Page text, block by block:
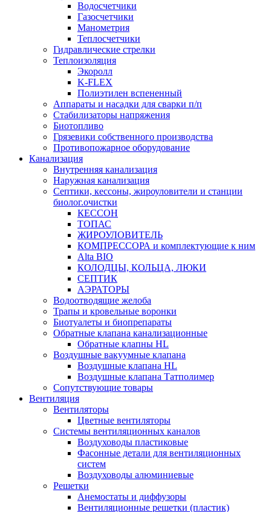
Водосчетчики
Газосчетчики
Манометрия
Теплосчетчики
Гидравлические стрелки
Теплоизоляция
Экоролл
K-FLEX
Полиэтилен вспененный
Аппараты и насадки для сварки п/п
Стабилизаторы напряжения
Биотопливо
Грязевики собственного производства
Противопожарное оборудование
Канализация
Внутренняя канализация
Наружная канализация
Септики, кессоны, жироуловители и станции
биолог.очистки
КЕССОН
ТОПАС
ЖИРОУЛОВИТЕЛЬ
КОМПРЕССОРА и комплектующие к ним
Alta BIO
КОЛОДЦЫ, КОЛЬЦА, ЛЮКИ
СЕПТИК
АЭРАТОРЫ
Водоотводящие желоба
Трапы и кровельные воронки
Биотуалеты и биопрепараты
Обратные клапана канализационные
Обратные клапны HL
Воздушные вакуумные клапана
Воздушные клапана HL
Воздушные клапана Татполимер
Сопутствующие товары
Вентиляция
Вентиляторы
Цветные вентиляторы
Системы вентиляционных каналов
Воздуховоды пластиковые
Фасонные детали для вентиляционных
систем
Воздуховоды алюминиевые
Решетки
Анемостаты и диффузоры
Вентиляционные решетки (пластик)